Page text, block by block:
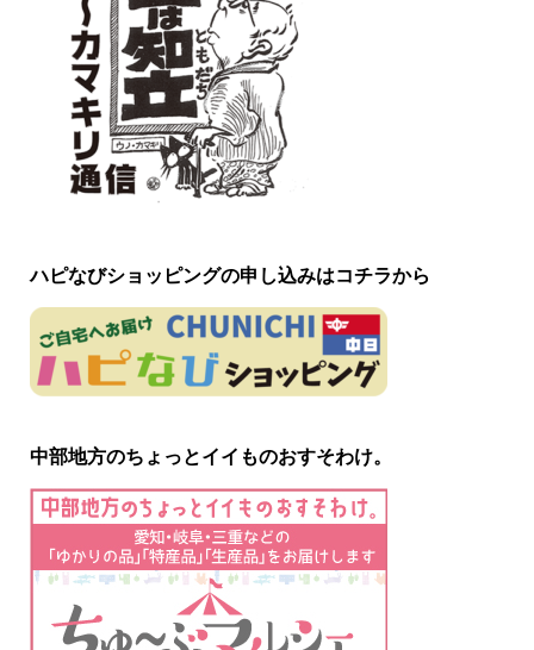
ハピなびショッピングの申し込みはコチラから
中部地方のちょっとイイものおすそわけ。